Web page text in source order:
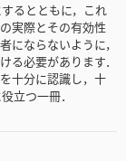
るとともに，これ
実際とその有効性
にならないように，
る必要があります．
十分に認識し，十
立つ一冊．